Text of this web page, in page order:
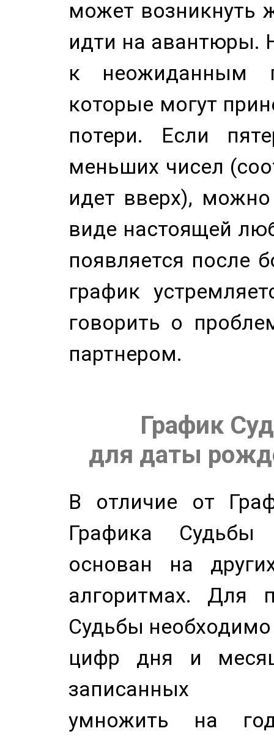
может возникнуть
идти на авантюры.
к неожиданным
которые могут
потери. Если
меньших чисел
идет вверх),
виде настоящей
появляется после
график
говорить о
партнером.
График
для даты
В отличие от
Графика
основан на
алгоритмах. Для
Судьбы
цифр дня и
записанных
умножить на